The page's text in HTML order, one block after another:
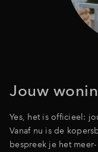
Jouw
Yes, het is officieel:
Vanaf nu is de
bespreek je het